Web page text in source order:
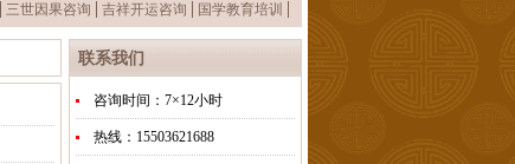
三世因果咨询 吉祥开运咨询 国学教育培训
联系我们
咨询时间：7×12小时
热线：15503621688